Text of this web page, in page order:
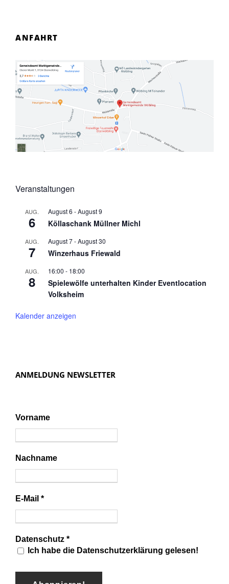
ANFAHRT
Veranstaltungen
AUG.
6
August 6 -August 9
Köllaschank Müllner Michl
AUG.
7
August 7-August 30
Winzerhaus Friewald
AUG.
8
16:00 - 18:00
Spielewölfe unterhalten Kinder Eventlocation
Volksheim
Kalender anzeigen
ANMELDUNG NEWSLETTER
Vorname
Nachname
E-Mail *
Datenschutz *
Ich habe die Datenschutzerklärung gelesen!